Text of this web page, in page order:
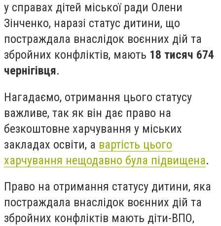
у справах дітей міської ради Олени
Зінченко, наразі статус дитини, що
постраждала внаслідок воєнних дій та
збройних конфліктів, мають 18 тисяч 674
чернігівця.
Нагадаємо, отримання цього статусу
важливе, так як він дає право на
безкоштовне харчування у міських
закладах освіти, а вартість цього
харчування нещодавно була підвищена.
Право на отримання статусу дитини, яка
постраждала внаслідок воєнних дій та
збройних конфліктів мають діти-ВПО,